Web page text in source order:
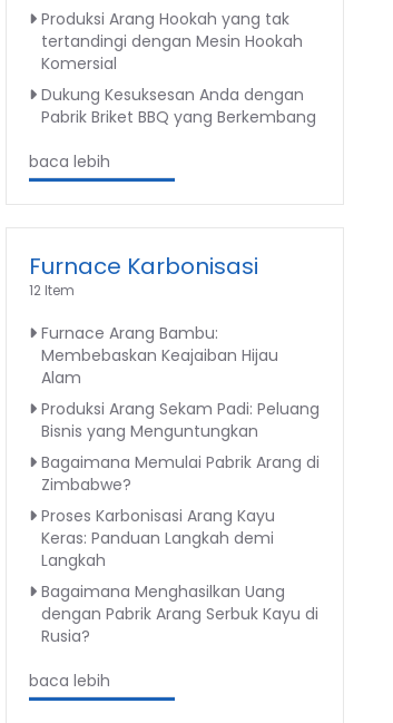
Produksi Arang Hookah yang tak
tertandingi dengan Mesin Hookah
Komersial
Dukung Kesuksesan Anda dengan
Pabrik Briket BBQ yang Berkembang
baca lebih
Furnace Karbonisasi
12 Item
Furnace Arang Bambu:
Membebaskan Keajaiban Hijau
Alam
Produksi Arang Sekam Padi: Peluang
Bisnis yang Menguntungkan
Bagaimana Memulai Pabrik Arang di
Zimbabwe?
Proses Karbonisasi Arang Kayu
Keras: Panduan Langkah demi
Langkah
Bagaimana Menghasilkan Uang
dengan Pabrik Arang Serbuk Kayu di
Rusia?
baca lebih